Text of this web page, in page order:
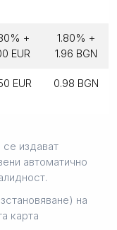
+
EUR
1.80% +
1.96 BGN
EUR 0.98 BGN
се издават
автоматично
на
карта